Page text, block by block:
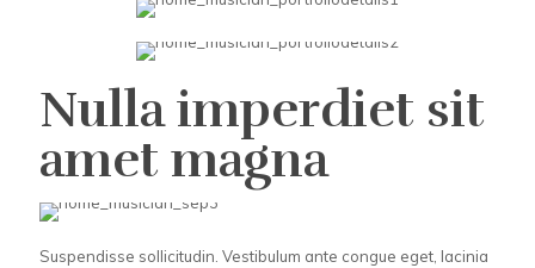
Nulla imperdiet sit
amet magna
Suspendisse sollicitudin. Vestibulum ante congue eget, lacinia